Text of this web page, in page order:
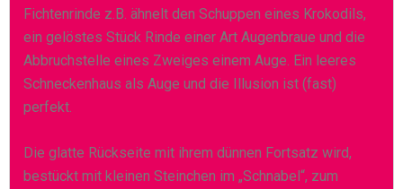
Fichtenrinde z.B. ähnelt den Schuppen eines Krokodils,
ein gelöstes Stück Rinde einer Art Augenbraue und die
Abbruchstelle eines Zweiges einem Auge. Ein leeres
Schneckenhaus als Auge und die Illusion ist (fast)
perfekt.
Die glatte Rückseite mit ihrem dünnen Fortsatz wird,
bestückt mit kleinen Steinchen im „Schnabel“, zum